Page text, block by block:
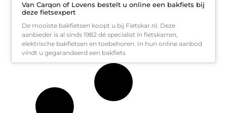
Van Carqon of Lovens bestelt u online een bakfiets bij
deze fietsexpert
De mooiste bakfietsen koopt u bij Fietskar.nl. Deze
aanbieder is al sinds 1982 dé specialist in fietskarren,
elektrische bakfietsen en toebehoren. In hun online aanbod
vindt u gegarandeerd een bakfiets